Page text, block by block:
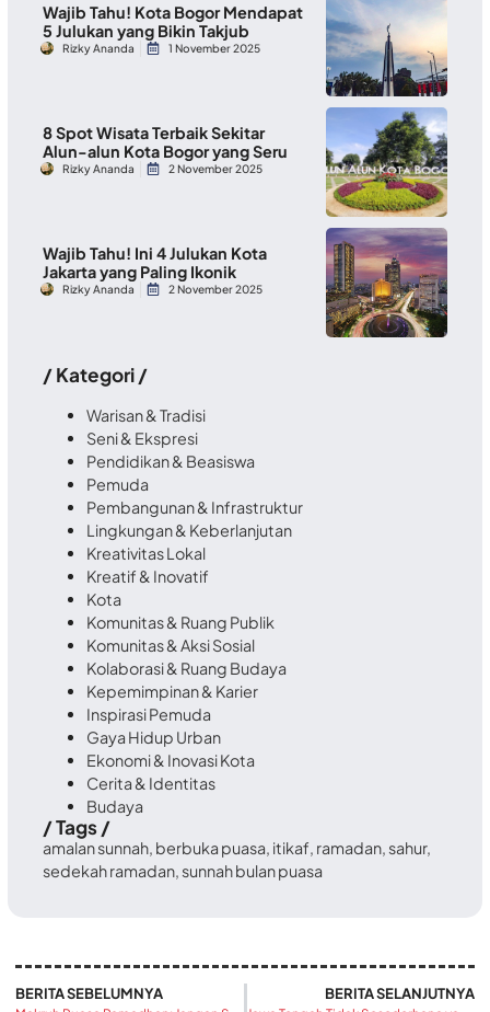
Wajib Tahu! Kota Bogor Mendapat
5 Julukan yang Bikin Takjub
Rizky Ananda 1 November 2025
8 Spot Wisata Terbaik Sekitar
Alun-alun Kota Bogor yang Seru
Rizky Ananda 2 November 2025
Wajib Tahu! Ini 4 Julukan Kota
Jakarta yang Paling Ikonik
Rizky Ananda 2 November 2025
/ Kategori /
Warisan & Tradisi
Seni & Ekspresi
Pendidikan & Beasiswa
Pemuda
Pembangunan & Infrastruktur
Lingkungan & Keberlanjutan
Kreativitas Lokal
Kreatif & Inovatif
Kota
Komunitas & Ruang Publik
Komunitas & Aksi Sosial
Kolaborasi & Ruang Budaya
Kepemimpinan & Karier
Inspirasi Pemuda
Gaya Hidup Urban
Ekonomi & Inovasi Kota
Cerita & Identitas
Budaya
/ Tags /
amalan sunnah, berbuka puasa, itikaf, ramadan,sahur,
sedekah ramadan,sunnah bulan puasa
BERITA SEBELUMNYA BERITA SELANJUTNYA